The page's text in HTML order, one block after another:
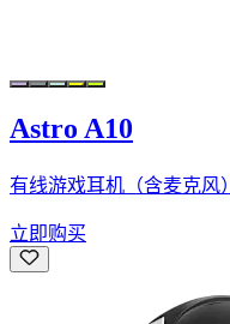
Astro A10
有线游戏耳机（含麦克风）
立即购买